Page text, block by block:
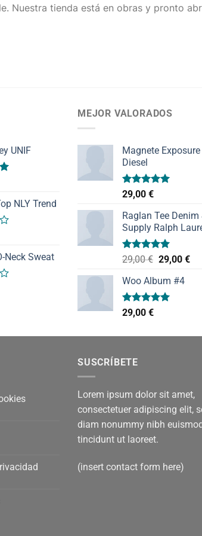
Nuestra tienda está en obras y pronto
UNIF
NLY Trend
Neck Sweat
MEJOR VALORADOS
Magnete Exposure
Diesel
Valorado
con
de 5
29,00 €
Raglan Tee Denim
Supply Ralph
Valorado
de 5
29,00€ El
original
era:
29,00 €El
Woo Album #4
Valorado
con
29,00 €
SUSCRÍBETE
Lorem ipsum dolor sit amet,
consectetuer adipiscing elit,
diam nonummy nibh euismod
tincidunt ut laoreet.
(insert contact form here)